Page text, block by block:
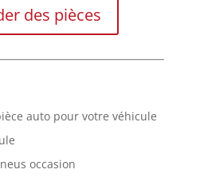
des pièces
auto pour votre véhicule
occasion